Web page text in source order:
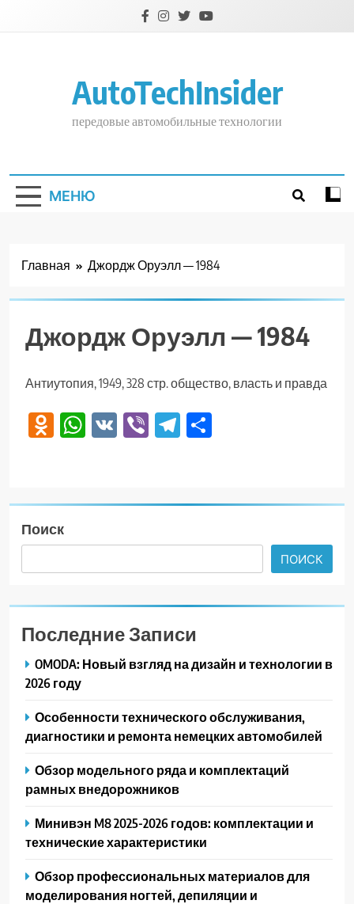
AutoTechInsider
передовые автомобильные технологии
МЕНЮ
Главная Джордж Оруэлл — 1984
Джордж Оруэлл — 1984
Антиутопия, 1949, 328 стр. общество, власть и правда
Odnoklassniki
WhatsApp
VK ViberTelegram
Поиск
ПОИСК
Последние Записи
OMODA: Новый взгляд на дизайн и технологии в
2026 году
Особенности технического обслуживания,
диагностики и ремонта немецких автомобилей
Обзор модельного ряда и комплектаций
рамных внедорожников
Минивэн M8 2025-2026 годов: комплектации и
технические характеристики
Обзор профессиональных материалов для
моделирования ногтей, депиляции и